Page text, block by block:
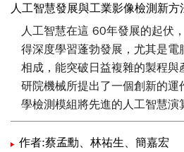
機器人路徑，用於去除夾持孔孔
到的瑕疵位置生成重新去渣的路
底清除。
人工智慧發展與工業影像檢測新方
人工智慧在這 60年發展的起伏
得深度學習蓬勃發展，尤其是
相成，能突破日益複雜的製程
研院機械所提出了一個創新的運
學檢測模組將先進的人工智慧演
測系統，此系統突破了製造業
來達到製造精進之目標。
作者:蔡孟勳、林祐生、簡嘉宏